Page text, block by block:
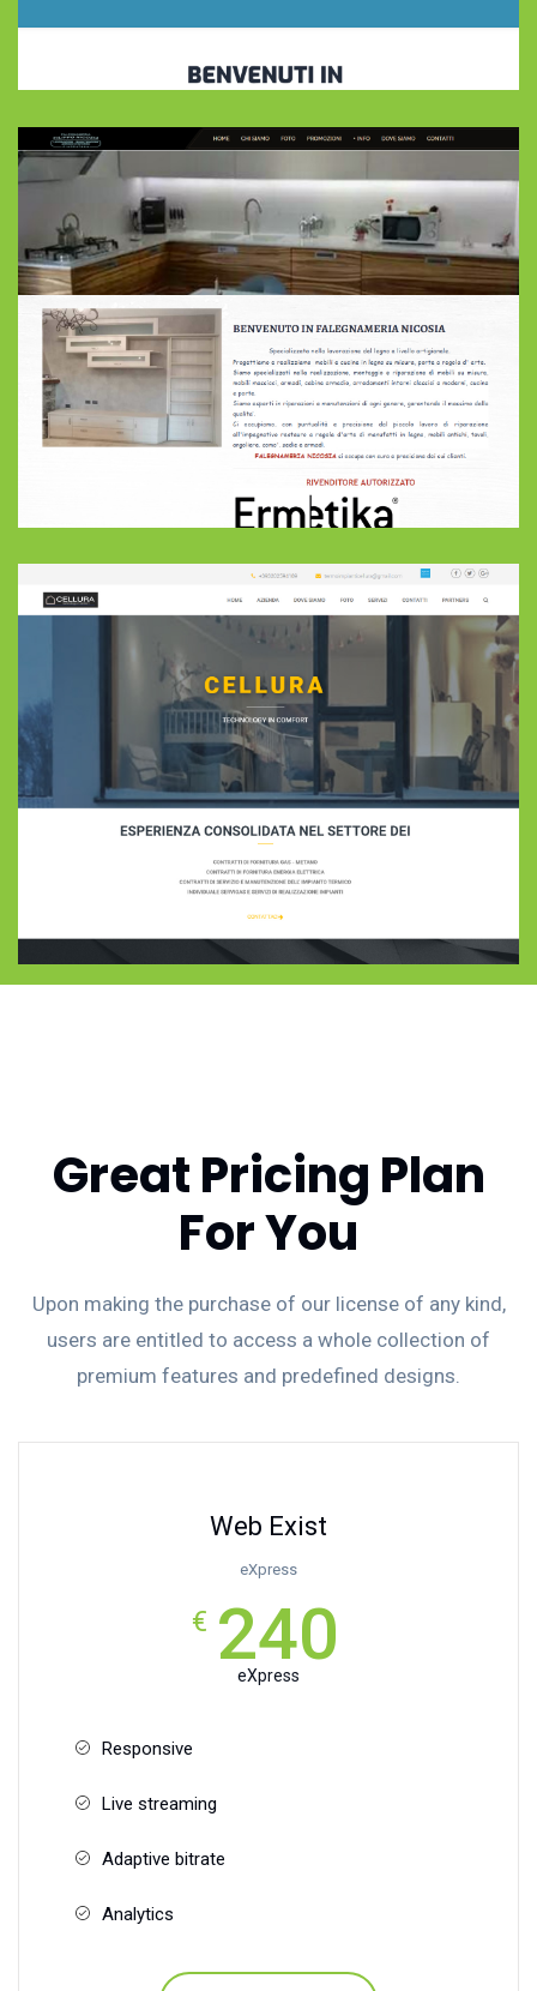
Great Pricing Plan
For You
Upon making the purchase of our license of any kind,
users are entitled to access a whole collection of
premium features and predefined designs.
Web Exist
eXpress
€ 240
eXpress
Responsive
Live streaming
Adaptive bitrate
Analytics